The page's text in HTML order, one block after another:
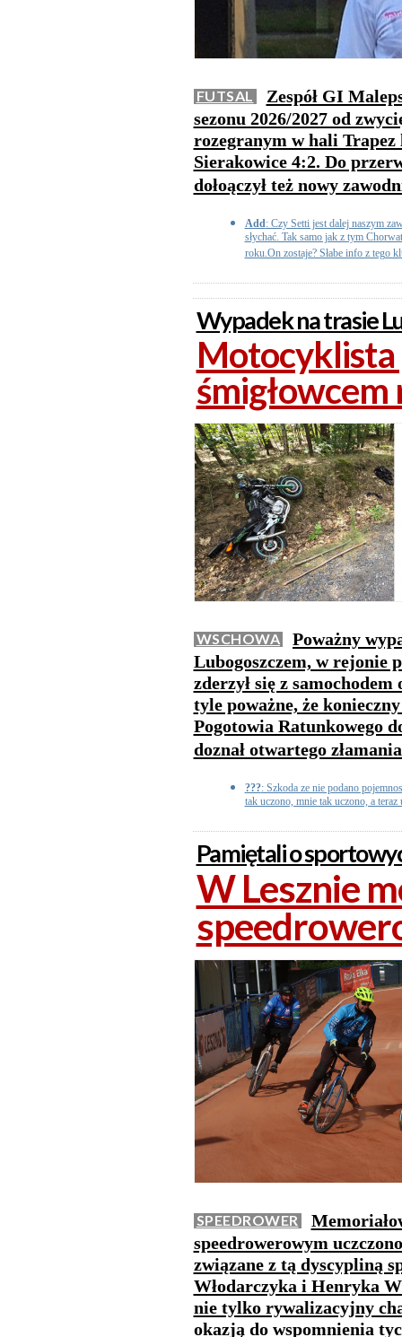
FUTSAL
Zespół GI
sezonu 2026/2027 od
rozegranym w hali
Sierakowice 4:2. Do
dołoączył też nowy
Add: Czy Setti jest dalej naszym
słychać. Tak samo jak z tym
roku.On zostaje? Słabe info z tego
Wypadek na trasie
WSCHOWA
Poważny
Lubogoszczem, w rejonie
zderzył się z
tyle poważne, że
Pogotowia Ratunkowego
doznał otwartego
???: Szkoda ze nie podano
tak uczono, mnie tak uczono, a
Pamiętali o
W Lesznie
SPEEDROWER
speedrowerowym
związane z tą dyscypliną
Włodarczyka i Henryka
nie tylko rywalizacyjny
okazją do wspomnienia